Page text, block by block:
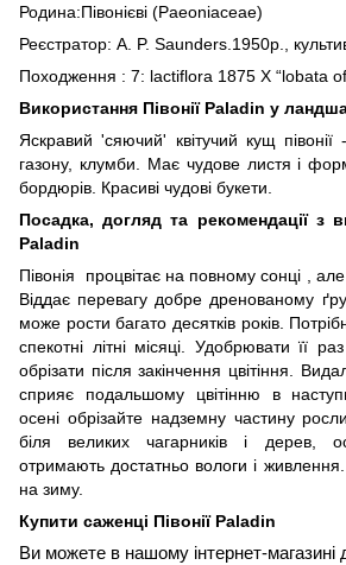
Родина:Півонієві (Paeoniaceae)
Реєстратор: A. P. Saunders.1950р.,
Походження : 7: lactiflora 1875 X “lobata
Використання Півонії Paladin у
Яскравий 'сяючий' квітучий кущ
газону, клумби. Має чудове листя і
бордюрів. Красиві чудові букети.
Посадка, догляд та рекомендації з
Paladin
Півонія процвітає на повному сонці , але
Віддає перевагу добре дренованому
може рости багато десятків років.
спекотні літні місяці. Удобрювати її
обрізати після закінчення цвітіння.
сприяє подальшому цвітінню в
осені обрізайте надземну частину
біля великих чагарників і дерев,
отримають достатньо вологи і
на зиму.
Купити саженці Півонії Paladin
Ви можете в нашому інтернет-магазині